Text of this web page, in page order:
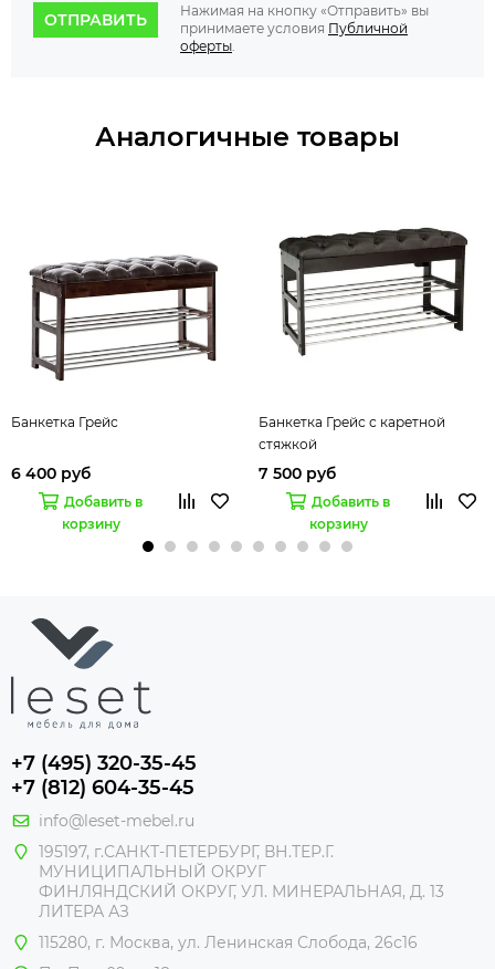
ОТПРАВИТЬ
Нажимая на кнопку «Отправить» вы
принимаете условия Публичной
оферты
Аналогичные товары
Банкетка Грейс
6 400 руб
Добавить в
корзину
Банкетка Грейс с каретной
стяжкой
7 500 руб
Добавить в
корзину
+7 (495) 320-35-45
+7 (812) 604-35-45
info@leset-mebel.ru
195197, г.САНКТ-ПЕТЕРБУРГ, ВН.ТЕР.Г.
МУНИЦИПАЛЬНЫЙ ОКРУГ
ФИНЛЯНДСКИЙ ОКРУГ, УЛ. МИНЕРАЛЬНАЯ, Д. 13
ЛИТЕРА АЗ
115280, г. Москва, ул. Ленинская Слобода, 26с16